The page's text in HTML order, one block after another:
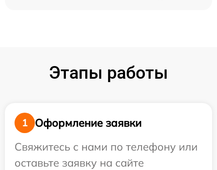
Этапы работы
1
Оформление заявки
Свяжитесь с нами по телефону или
оставьте заявку на сайте